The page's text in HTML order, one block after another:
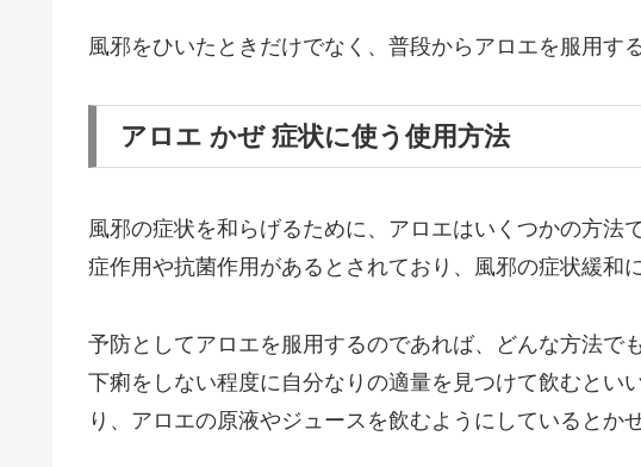
風邪をひいたときだけでなく、普段からアロエを服用す
アロエ かぜ 症状に使う使用方法
風邪の症状を和らげるために、アロエはいくつかの方法
症作用や抗菌作用があるとされており、風邪の症状緩和
予防としてアロエを服用するのであれば、どんな方法で
下痢をしない程度に自分なりの適量を見つけて飲むとい
り、アロエの原液やジュースを飲むようにしているとか